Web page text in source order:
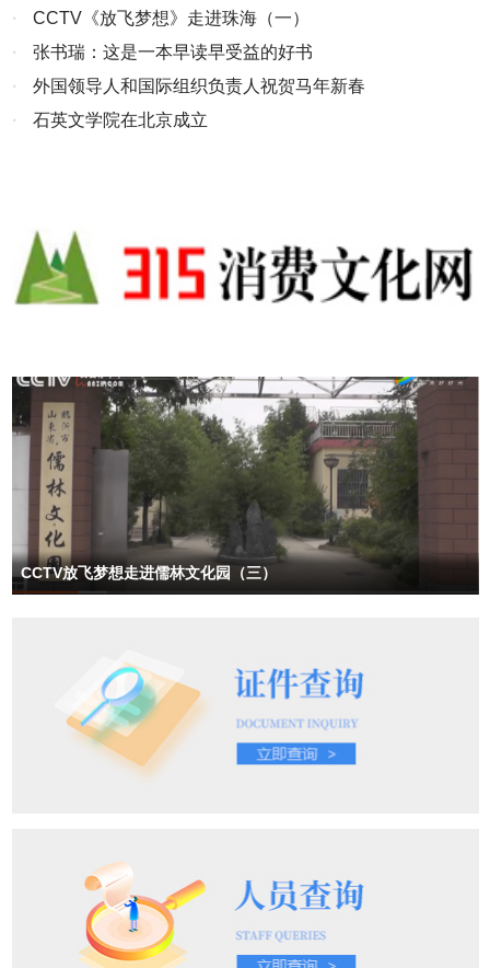
·
CCTV《放飞梦想》走进珠海（一）
·
张书瑞：这是一本早读早受益的好书
·
外国领导人和国际组织负责人祝贺马年新春
·
石英文学院在北京成立
CCTV放飞梦想走进儒林文化园（三）
获等，开展安全教育、行为习惯等主题活动，帮助幼儿快速回归幼儿
园生活。五、欢乐回归∣生活日常有一种幸福，叫美食的幸福，有一种
美味餐点开始吧！“一起干个杯吧！”“啊呜~幼儿园的饭真好吃~”“老师
老师，我第一个吃完了！”午休时间到了，阳光轻轻洒进教室，肚子饱
～沉寂已久的玩具，许久未见的小朋友，有趣的游戏永远是我们的最
爱！奔跑嬉戏、追逐阳光，笑声洒满操场~幼儿园是孩子的主场，孩
子们沉浸在欢乐的海洋中，尖叫声与欢笑声交织在一起，让童年充满
园，开启了一场充满好奇与快乐的“入园初体验”。“原来这就是我的教
室呀！”走进新乐园，每一个小角落都激发着宝贝们的探索欲。小手指
戳戳照片里的自己，眼睛笑成小月牙：“这是我的小柜子~” “这是我的
小毛巾呀！”“好多玩具呀！”在老师的鼓励下，宝贝们自主挑选喜欢的
玩具，在地垫上、桌面上尽情玩耍，在爸爸妈妈的陪伴下，很快熟悉
了新环境。新入园的宝贝们，攥着小拳头、红着小脸蛋，用奶声奶气
的小声音，第一次试着勇敢地把自己介绍给大家。随着欢快的旋律，
宝贝们跟着老师拍拍手、跺跺脚，沉浸在美妙的音乐世界中。爸爸妈
妈们一把抱起可爱的萌娃，奋力冲向终点。每一个脚步都踏出爱的节
蹦跳，小脸蛋吃得鼓鼓的，藏满了甜蜜~尽管身处陌生的环境，但是
有家人的陪伴，宝贝们就有满满的安全感~小班幼儿采用阶梯式入
园，亲子同行，不仅让家长和宝贝们近距离对幼儿园生活有了初步的
认知，更激发了宝贝们来园的兴趣，缓解了家长诸多困扰和担忧，拉
孩子们在北关三幼大家庭中快乐的学习与生活。谈笑间，增长经验；
玩闹中，放飞自我；游戏间，遇见美好，空气中处处弥漫着幸福的味
道。新的学期，新的征程宝贝们，愿你们带着梦想与勇气勇往直前，
探索新知享受成长的每一个瞬间
何人都会伸出援手，这是我应该做的。”翟文杰先生的义举彰显了人性
实际行动诠释了见义勇为的高尚品质。他的行为不仅温暖了李庆洲及
其家人的心，也为社会树立了榜样，激励着更多人在面对他人困境时
能够伸出援手，传递爱与温暖。（牛海波）